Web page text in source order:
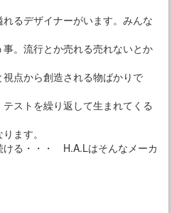
るデザイナーがいます。みんな
。流行とか売れる売れないとか
点から創造される物ばかりで
ストを繰り返して生まれてくる
ます。
ける・・・ H.A.Lはそんなメーカ